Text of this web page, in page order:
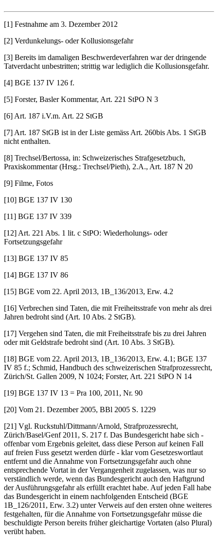
[1] Festnahme am 3. Dezember 2012
[2] Verdunkelungs- oder Kollusionsgefahr
[3] Bereits im damaligen Beschwerdeverfahren war der dringende
Tatverdacht unbestritten; strittig war lediglich die Kollusionsgefahr.
[4] BGE 137 IV 126 f.
[5] Forster, Basler Kommentar, Art. 221 StPO N 3
[6] Art. 187 i.V.m. Art. 22 StGB
[7] Art. 187 StGB ist in der Liste gemäss Art. 260bis Abs. 1 StGB
nicht enthalten.
[8] Trechsel/Bertossa, in: Schweizerisches Strafgesetzbuch,
Praxiskommentar (Hrsg.: Trechsel/Pieth), 2.A., Art. 187 N 20
[9] Filme, Fotos
[10] BGE 137 IV 130
[11] BGE 137 IV 339
[12] Art. 221 Abs. 1 lit. c StPO: Wiederholungs- oder
Fortsetzungsgefahr
[13] BGE 137 IV 85
[14] BGE 137 IV 86
[15] BGE vom 22. April 2013, 1B_136/2013, Erw. 4.2
[16] Verbrechen sind Taten, die mit Freiheitsstrafe von mehr als drei
Jahren bedroht sind (Art. 10 Abs. 2 StGB).
[17] Vergehen sind Taten, die mit Freiheitsstrafe bis zu drei Jahren
oder mit Geldstrafe bedroht sind (Art. 10 Abs. 3 StGB).
[18] BGE vom 22. April 2013, 1B_136/2013, Erw. 4.1; BGE 137
IV 85 f.; Schmid, Handbuch des schweizerischen Strafprozessrecht,
Zürich/St. Gallen 2009, N 1024; Forster, Art. 221 StPO N 14
[19] BGE 137 IV 13 = Pra 100, 2011, Nr. 90
[20] Vom 21. Dezember 2005, BBl 2005 S. 1229
[21] Vgl. Ruckstuhl/Dittmann/Arnold, Strafprozessrecht,
Zürich/Basel/Genf 2011, S. 217 f. Das Bundesgericht habe sich -
offenbar vom Ergebnis geleitet, dass diese Person auf keinen Fall
auf freien Fuss gesetzt werden dürfe - klar vom Gesetzeswortlaut
entfernt und die Annahme von Fortsetzungsgefahr auch ohne
entsprechende Vortat in der Vergangenheit zugelassen, was nur so
verständlich werde, wenn das Bundesgericht auch den Haftgrund
der Ausführungsgefahr als erfüllt erachtet habe. Auf jeden Fall habe
das Bundesgericht in einem nachfolgenden Entscheid (BGE
1B_126/2011, Erw. 3.2) unter Verweis auf den ersten ohne weiteres
festgehalten, für die Annahme von Fortsetzungsgefahr müsse die
beschuldigte Person bereits früher gleichartige Vortaten (also Plural)
verübt haben.